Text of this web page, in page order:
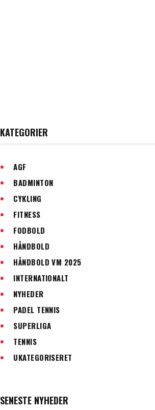
KATEGORIER
AGF
BADMINTON
CYKLING
FITNESS
FODBOLD
HÅNDBOLD
HÅNDBOLD VM 2025
INTERNATIONALT
NYHEDER
PADEL TENNIS
SUPERLIGA
TENNIS
UKATEGORISERET
SENESTE NYHEDER